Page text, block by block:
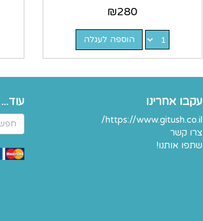
₪280
הוספה לעגלה
עקבו אחרינו
https://www.gitush.co.il/
צרו קשר
שתפו אותנו!
עוד...